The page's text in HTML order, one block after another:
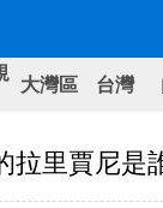
大灣區 台灣
拉里賈尼是